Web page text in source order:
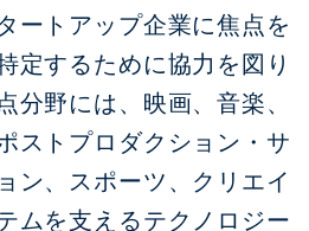
ートアップ企業に焦点を
定するために協力を図り
分野には、映画、音楽、
ストプロダクション・サ
ン、スポーツ、クリエイ
ムを支えるテクノロジー